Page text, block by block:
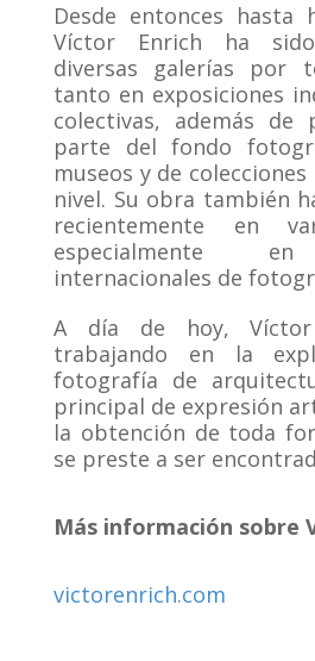
Desde entonces hasta
Víctor Enrich ha
diversas galerías por
tanto en exposiciones
colectivas, además
parte del fondo
museos y de
nivel. Su obra también
recientemente en
especialmente en
internacionales de
A día de hoy, Víctor
trabajando en la
fotografía de
principal de expresión
la obtención de toda
se preste a ser
Más información sobre
victorenrich.com